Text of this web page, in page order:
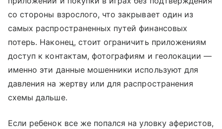
со стороны взрослого, что закрывает один из
самых распространенных путей финансовых
потерь. Наконец, стоит ограничить приложениям
доступ к контактам, фотографиям и геолокации —
именно эти данные мошенники используют для
давления на жертву или для распространения
схемы дальше.
Если ребенок все же попался на уловку аферистов,